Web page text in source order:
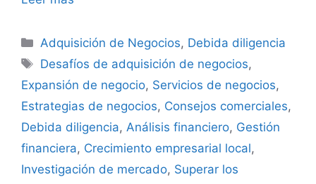
Categorías
Adquisición de Negocios, Debida diligencia
Etiquetas
Desafíos de adquisición de negocios,
Expansión de negocio, Servicios de negocios,
Estrategias de negocios, Consejos comerciales,
Debida diligencia, Análisis financiero, Gestión
financiera, Crecimiento empresarial local,
Investigación de mercado, Superar los